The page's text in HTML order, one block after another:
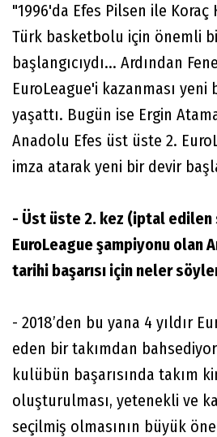
"1996'da Efes Pilsen ile Koraç
Türk basketbolu için önemli
başlangıcıydı... Ardından
EuroLeague'i kazanması yeni
yaşattı. Bugün ise Ergin
Anadolu Efes üst üste 2.
imza atarak yeni bir devir
- Üst üste 2. kez (iptal
EuroLeague şampiyonu olan
tarihi başarısı için neler
- 2018’den bu yana 4 yıldır
eden bir takımdan
kulübün başarısında takım
oluşturulması, yetenekli ve
seçilmiş olmasının büyük